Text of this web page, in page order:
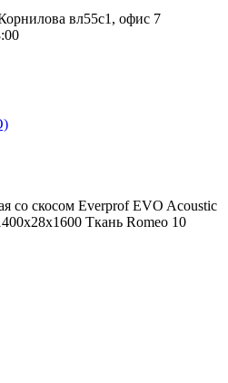
вл55с1, офис 7
со скосом Everprof EVO Acoustic
Ткань Romeo 10